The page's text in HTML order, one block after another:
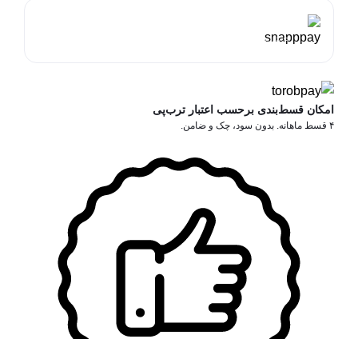
۴ قسط ماهانه. بدون سود، چک و ضامن.
امکان قسط‌بندی برحسب اعتبار ترب‌پی
۴ قسط ماهانه. بدون سود، چک و ضامن.